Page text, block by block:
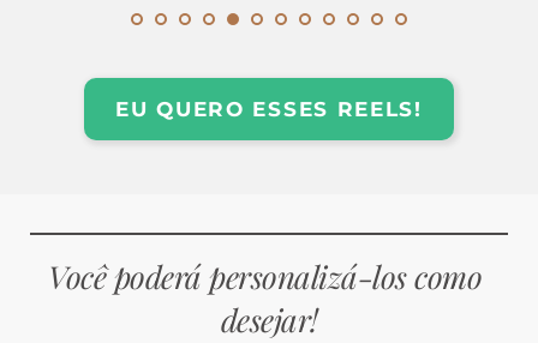
EU QUERO ESSES REELS!
Você poderá personalizá-los como
desejar!